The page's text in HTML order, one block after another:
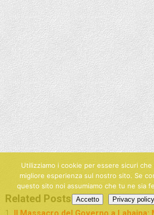
Related Posts:
Utilizziamo i cookie per essere sicuri
migliore esperienza sul nostro sito. Se
questo sito noi assumiamo che tu ne sia
Accetto Privacy policy